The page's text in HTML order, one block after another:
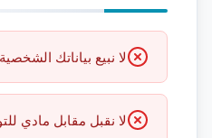
لا نبيع بياناتك الشخصية
لا نقبل مقابل مادي